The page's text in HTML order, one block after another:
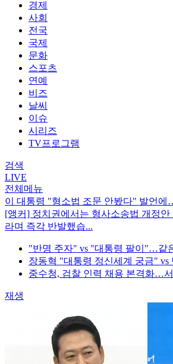
경제
사회
전국
국제
문화
스포츠
연예
비즈
날씨
이슈
시리즈
TV프로그램
검색
LIVE
전체메뉴
이 대통령 "형소법 조문 안봤다" 발언
[앵커] 정치권에서는 형사소송법 개정
라며 즉각 반발했습...
"반명 주자" vs "대통령 팔이"…같
장동혁 "대통령 정신세계 궁금"
중수청, 검찰 인력 채용 본격화…
재생